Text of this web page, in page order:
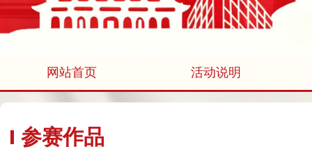
网站首页 活动说明
参赛作品